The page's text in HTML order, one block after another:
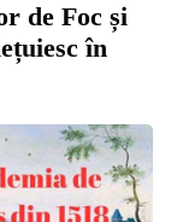
de Foc și
în